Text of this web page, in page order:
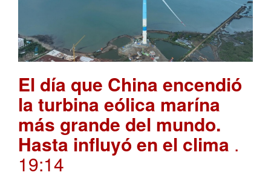
El día que China encendió
la turbina eólica marína
más grande del mundo.
Hasta influyó en el clima .
19:14